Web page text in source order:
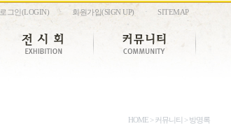
로그인(LOGIN) · 회원가입(SIGN UP) · SITEMAP
HOME > 커뮤니티 > 방명록